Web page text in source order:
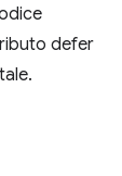
defer